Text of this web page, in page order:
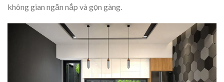
không gian ngăn nắp và gọn gàng.